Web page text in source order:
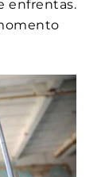
enfrentas.